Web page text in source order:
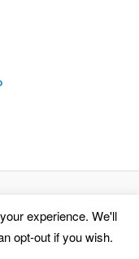
experience. We'll
opt-out if you wish.